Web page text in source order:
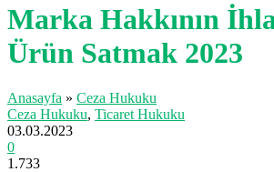
Marka Hakkının
Ürün Satmak 2023
Anasayfa » Ceza Hukuku
Ceza Hukuku, Ticaret Hukuku
03.03.2023
0
1.733